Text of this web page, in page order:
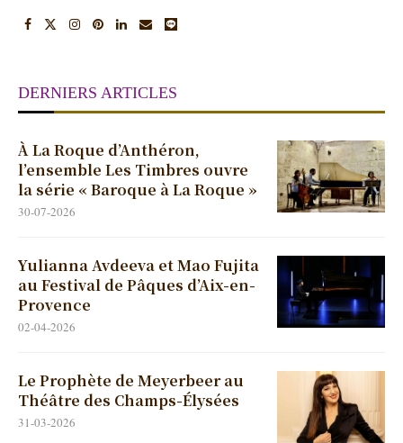
DERNIERS ARTICLES
À La Roque d’Anthéron,
l’ensemble Les Timbres ouvre
la série « Baroque à La Roque »
30-07-2026
Yulianna Avdeeva et Mao Fujita
au Festival de Pâques d’Aix-en-
Provence
02-04-2026
Le Prophète de Meyerbeer au
Théâtre des Champs-Élysées
31-03-2026